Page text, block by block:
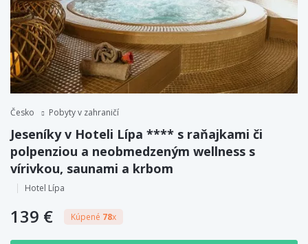
Česko Pobyty v zahraničí
Jeseníky v Hoteli Lípa **** s raňajkami či
polpenziou a neobmedzeným wellness s
vírivkou, saunami a krbom
Hotel Lípa
139 € Kúpené 78x